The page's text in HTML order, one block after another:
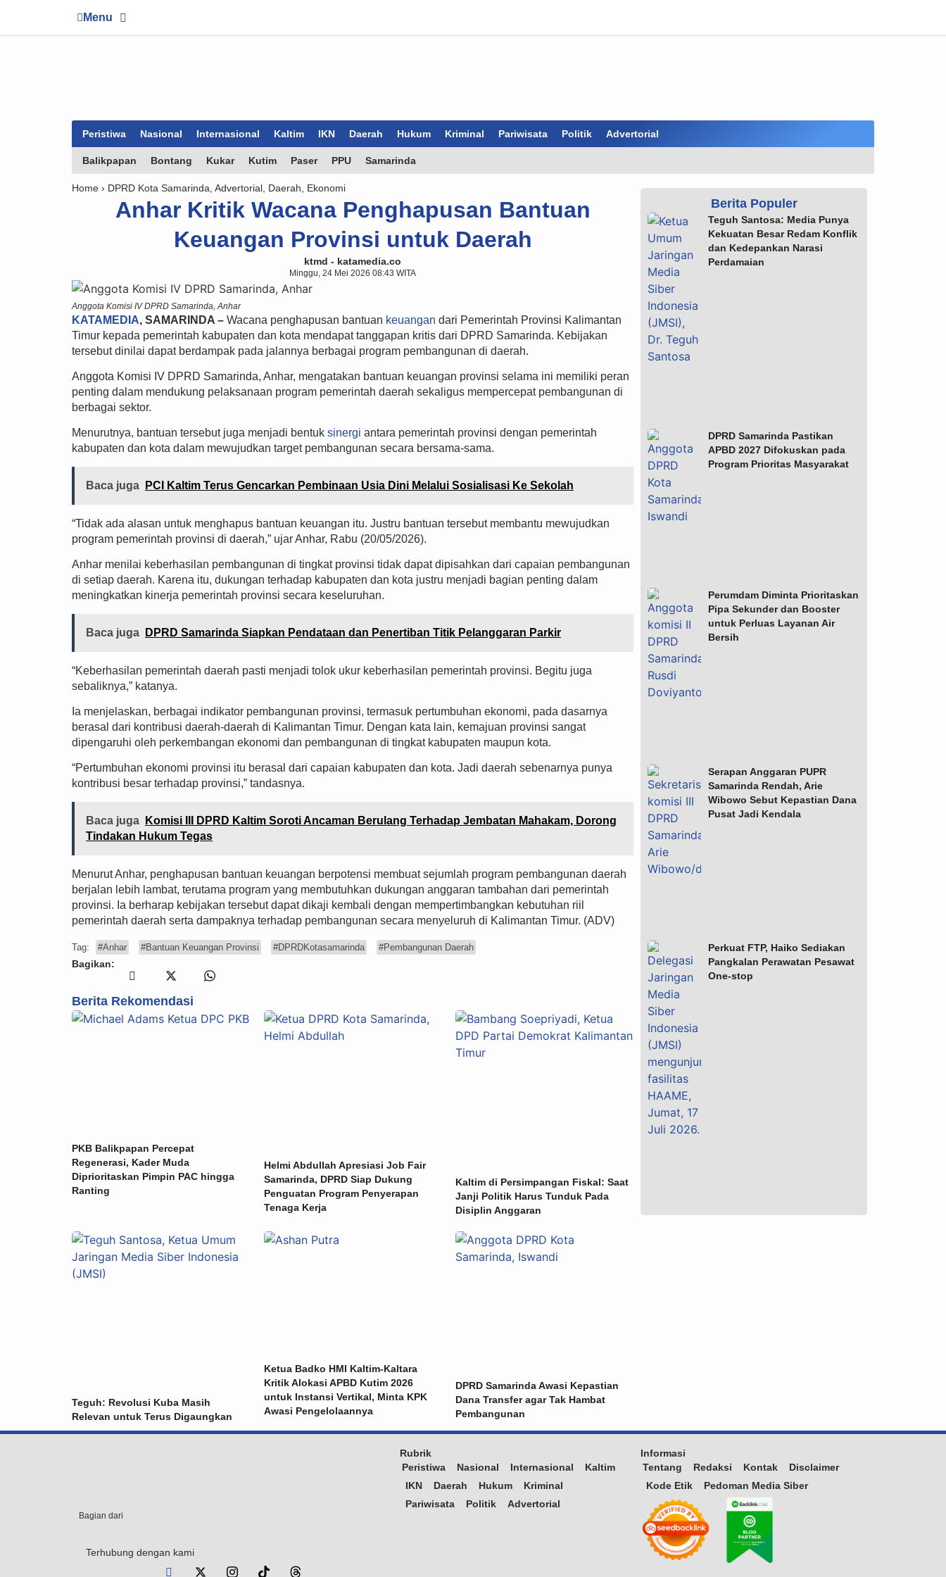
Menu
Peristiwa Nasional Internasional Kaltim IKN Daerah Hukum Kriminal Pariwisata Politik Advertorial
Balikpapan Bontang Kukar Kutim Paser PPU Samarinda
Home › DPRD Kota Samarinda Advertorial Daerah Ekonomi
Anhar Kritik Wacana Penghapusan Bantuan
Keuangan Provinsi untuk Daerah
ktmd - katamedia.co
Minggu, 24 Mei 2026 08:43 WITA
Anggota Komisi IV DPRD Samarinda, Anhar
KATAMEDIA, SAMARINDA – Wacana penghapusan bantuan keuangan dari Pemerintah Provinsi Kalimantan
Timur kepada pemerintah kabupaten dan kota mendapat tanggapan kritis dari DPRD Samarinda. Kebijakan
tersebut dinilai dapat berdampak pada jalannya berbagai program pembangunan di daerah.
Anggota Komisi IV DPRD Samarinda, Anhar, mengatakan bantuan keuangan provinsi selama ini memiliki peran
penting dalam mendukung pelaksanaan program pemerintah daerah sekaligus mempercepat pembangunan di
berbagai sektor.
Menurutnya, bantuan tersebut juga menjadi bentuk sinergi antara pemerintah provinsi dengan pemerintah
kabupaten dan kota dalam mewujudkan target pembangunan secara bersama-sama.
Baca juga PCI Kaltim Terus Gencarkan Pembinaan Usia Dini Melalui Sosialisasi Ke Sekolah
“Tidak ada alasan untuk menghapus bantuan keuangan itu. Justru bantuan tersebut membantu mewujudkan
program pemerintah provinsi di daerah,” ujar Anhar, Rabu (20/05/2026).
Anhar menilai keberhasilan pembangunan di tingkat provinsi tidak dapat dipisahkan dari capaian pembangunan
di setiap daerah. Karena itu, dukungan terhadap kabupaten dan kota justru menjadi bagian penting dalam
meningkatkan kinerja pemerintah provinsi secara keseluruhan.
Baca juga DPRD Samarinda Siapkan Pendataan dan Penertiban Titik Pelanggaran Parkir
“Keberhasilan pemerintah daerah pasti menjadi tolok ukur keberhasilan pemerintah provinsi. Begitu juga
sebaliknya,” katanya.
Ia menjelaskan, berbagai indikator pembangunan provinsi, termasuk pertumbuhan ekonomi, pada dasarnya
berasal dari kontribusi daerah-daerah di Kalimantan Timur. Dengan kata lain, kemajuan provinsi sangat
dipengaruhi oleh perkembangan ekonomi dan pembangunan di tingkat kabupaten maupun kota.
“Pertumbuhan ekonomi provinsi itu berasal dari capaian kabupaten dan kota. Jadi daerah sebenarnya punya
kontribusi besar terhadap provinsi,” tandasnya.
Baca juga
Komisi III DPRD Kaltim Soroti Ancaman Berulang Terhadap Jembatan Mahakam, Dorong
Tindakan Hukum Tegas
Menurut Anhar, penghapusan bantuan keuangan berpotensi membuat sejumlah program pembangunan daerah
berjalan lebih lambat, terutama program yang membutuhkan dukungan anggaran tambahan dari pemerintah
provinsi. Ia berharap kebijakan tersebut dapat dikaji kembali dengan mempertimbangkan kebutuhan riil
pemerintah daerah serta dampaknya terhadap pembangunan secara menyeluruh di Kalimantan Timur. (ADV)
Tag: #Anhar #Bantuan Keuangan Provinsi #DPRDKotasamarinda #Pembangunan Daerah
Bagikan:
Berita Rekomendasi
PKB Balikpapan Percepat
Regenerasi, Kader Muda
Diprioritaskan Pimpin PAC hingga
Ranting
Helmi Abdullah Apresiasi Job Fair
Samarinda, DPRD Siap Dukung
Penguatan Program Penyerapan
Tenaga Kerja
Kaltim di Persimpangan Fiskal: Saat
Janji Politik Harus Tunduk Pada
Disiplin Anggaran
Teguh: Revolusi Kuba Masih
Relevan untuk Terus Digaungkan
Ketua Badko HMI Kaltim-Kaltara
Kritik Alokasi APBD Kutim 2026
untuk Instansi Vertikal, Minta KPK
Awasi Pengelolaannya
DPRD Samarinda Awasi Kepastian
Dana Transfer agar Tak Hambat
Pembangunan
Berita Populer
Teguh Santosa: Media Punya
Kekuatan Besar Redam Konflik
dan Kedepankan Narasi
Perdamaian
DPRD Samarinda Pastikan
APBD 2027 Difokuskan pada
Program Prioritas Masyarakat
Perumdam Diminta Prioritaskan
Pipa Sekunder dan Booster
untuk Perluas Layanan Air
Bersih
Serapan Anggaran PUPR
Samarinda Rendah, Arie
Wibowo Sebut Kepastian Dana
Pusat Jadi Kendala
Perkuat FTP, Haiko Sediakan
Pangkalan Perawatan Pesawat
One-stop
Bagian dari
Terhubung dengan kami
Rubrik
Peristiwa
Nasional Internasional
Kaltim
IKN
Daerah Hukum
Kriminal
Pariwisata
Politik Advertorial
Informasi
Tentang
Redaksi Kontak
Disclaimer
Kode Etik
Pedoman Media Siber